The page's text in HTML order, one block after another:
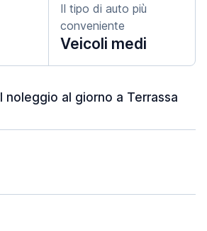
Il tipo di auto più
conveniente
Veicoli medi
noleggio al giorno a Terrassa